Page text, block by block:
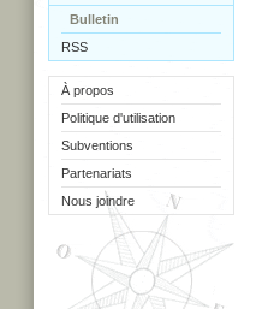
Bulletin
RSS
À propos
Politique d'utilisation
Subventions
Partenariats
Nous joindre